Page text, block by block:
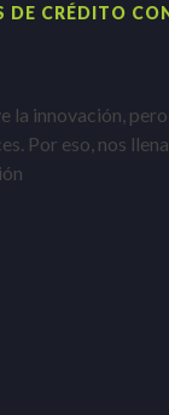
DE CRÉDITO
la innovación,
Por eso, nos